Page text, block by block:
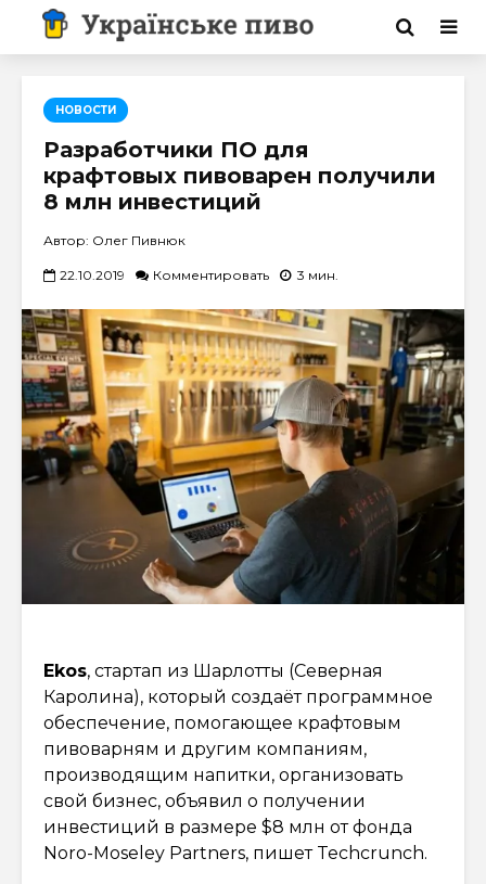
НОВОСТИ
Разработчики ПО для
крафтовых пивоварен получили
8 млн инвестиций
Автор: Олег Пивнюк
22.10.2019 Комментировать 3 мин.
Ekos, стартап из Шарлотты (Северная
Каролина), который создаёт программное
обеспечение, помогающее крафтовым
пивоварням и другим компаниям,
производящим напитки, организовать
свой бизнес, объявил о получении
инвестиций в размере $8 млн от фонда
Noro-Moseley Partners, пишет Techcrunch.